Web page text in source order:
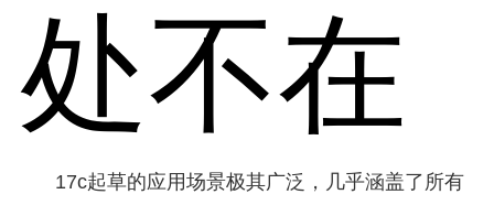
处不在
17c起草的应用场景极其广泛，几乎涵盖了所有